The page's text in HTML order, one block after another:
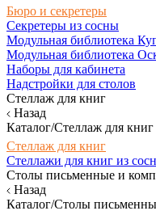
Бюро и секретеры
Секретеры из сосны
Модульная библиотека
Модульная библиотека
Наборы для кабинета
Надстройки для столов
Стеллаж для книг
Назад
Каталог/Стеллаж для книг
Стеллаж для книг
Стеллажи для книг из
Столы письменные и
Назад
Каталог/Столы